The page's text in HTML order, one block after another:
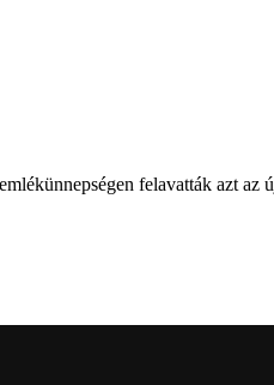
felavatták azt